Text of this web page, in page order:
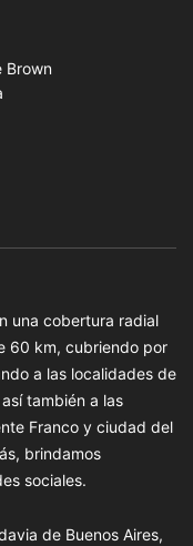
Brown
una cobertura radial
60 km, cubriendo por
a las localidades de
también a las
Franco y ciudad del
brindamos
sociales.
de Buenos Aires,